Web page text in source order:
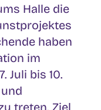
Halle die
haben
im
Juli bis 10.
treten. Ziel